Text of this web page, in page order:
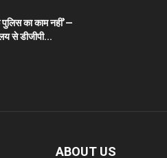
पुलिस का काम नहीं’—
से डीजीपी...
ABOUT US